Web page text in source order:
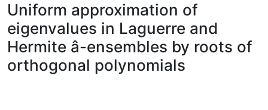
FAQ
Leitlinien
Zurück zur Startseite
Uniform approximation of
eigenvalues in Laguerre and
Hermite â-ensembles by roots of
orthogonal polynomials